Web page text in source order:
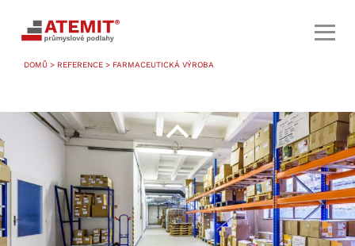
DOMŮ > REFERENCE > FARMACEUTICKÁ VÝROBA